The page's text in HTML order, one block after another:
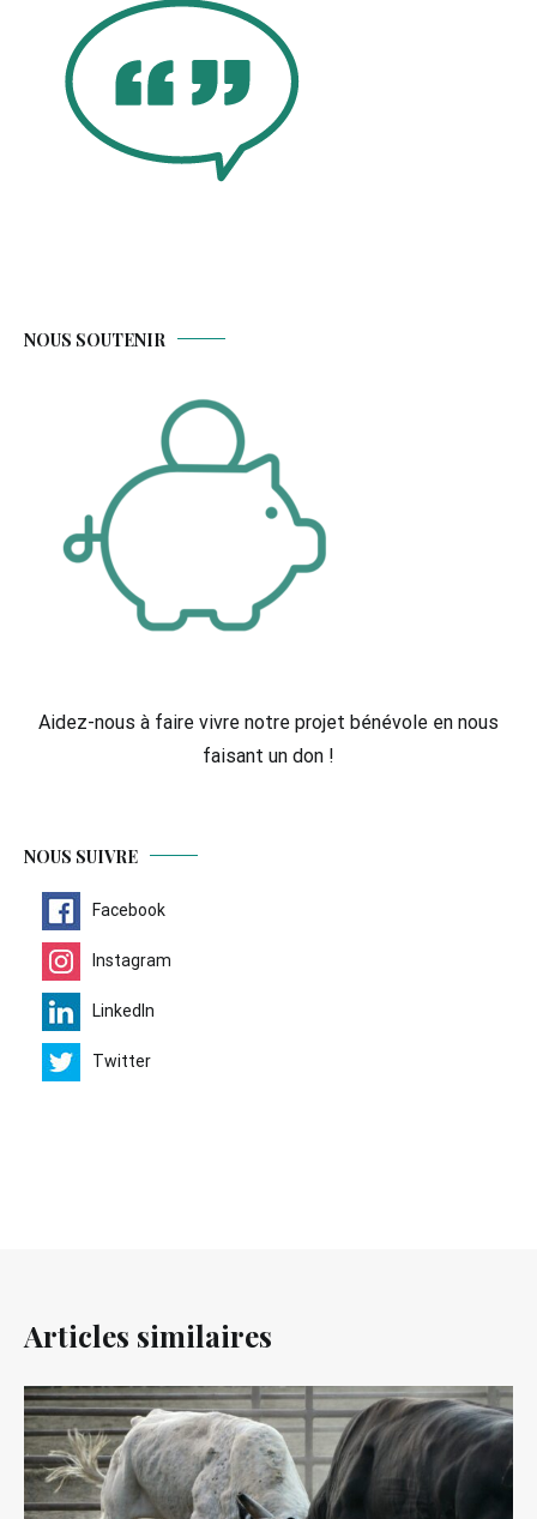
NOUS SOUTENIR
Aidez-nous à faire vivre notre projet bénévole en nous
faisant un don !
NOUS SUIVRE
Facebook
Instagram
LinkedIn
Twitter
Articles similaires